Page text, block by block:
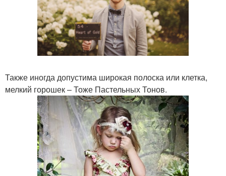
Также иногда допустима широкая полоска или клетка,
мелкий горошек – Тоже Пастельных Тонов.